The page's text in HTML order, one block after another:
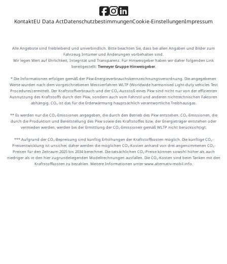
KontaktEU Data ActDatenschutzbestimmungenCookie-EinstellungenImpressum
Alle Angebote sind freibleibend und unverbindlich. Bitte beachten Sie, dass bei allen Angaben und Bilder zum
Fahrzeug Irrtümer und Änderungen vorbehalten sind.
Wir legen Wert auf Ehrlichkeit, Integrität und Transparenz. Für Hinweisgeber haben wir daher folgenden Link
bereitgestellt: Tiemeyer Gruppe Hinweisgeber.
* Die Informationen erfolgen gemäß der Pkw-Energieverbrauchskennzeichnungsverordnung. Die angegebenen
Werte wurden nach dem vorgeschriebenen Messverfahren WLTP (Worldwide harmonised Light-duty vehicles Test
Procedures) ermittelt. Der Kraftstoffverbrauch und der CO₂-Ausstoß eines Pkw sind nicht nur von der effizienten
Ausnutzung des Kraftstoffs durch den Pkw, sondern auch vom Fahrstil und anderen nichttechnischen Faktoren
abhängig. CO₂ ist das für die Erderwärmung hauptsächlich verantwortliche Treibhausgas.
** Es werden nur die CO₂-Emissionen angegeben, die durch den Betrieb des Pkw entstehen. CO₂-Emissionen, die
durch die Produktion und Bereitstellung des Pkw sowie des Kraftstoffes bzw. der Energieträger entstehen oder
vermieden werden, werden bei der Ermittlung der CO₂-Emissionen gemäß WLTP nicht berücksichtigt.
*** Aufgrund der CO₂-Bepreisung sind künftig Erhöhungen der Kraftstoffkosten möglich. Die künftige CO₂-
Preisentwicklung ist unsicher, daher werden die möglichen CO₂-Kosten anhand von drei angenommenen CO₂-
Preisen für den Zeitraum 2025 bis 2034 berechnet. Die tatsächlichen CO₂-Preise können sowohl höher als auch
niedriger als in den hier zugrundeliegenden Modellrechnungen ausfallen. Die CO₂-Kosten sind beim Tanken mit den
Kraftstoffkosten zu bezahlen. Weitere Informationen unter www.alternativ-mobil.info.